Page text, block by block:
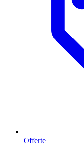
Offerte